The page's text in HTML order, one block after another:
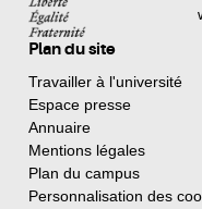
Plan du site
Travailler à l'université
Espace presse
Annuaire
Mentions légales
Plan du campus
Personnalisation des